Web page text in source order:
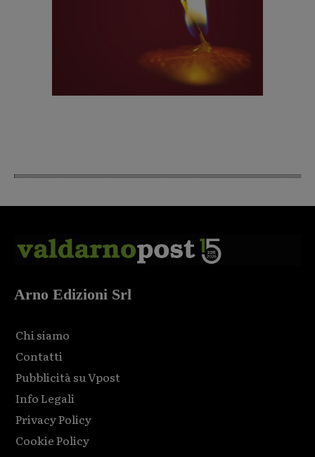
Arno Edizioni Srl
Chi siamo
Contatti
Pubblicità su Vpost
Info Legali
Privacy Policy
Cookie Policy